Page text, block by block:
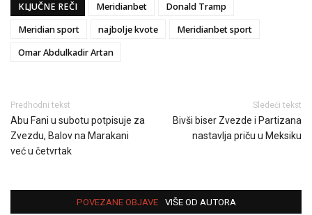
KLJUČNE REČI Meridianbet
Donald Tramp
Meridian sport
najbolje kvote
Meridianbet sport
Omar Abdulkadir Artan
Predhodni tekst
Abu Fani u subotu potpisuje za
Zvezdu, Balov na Marakani
već u četvrtak
Sledeći tekst
Bivši biser Zvezde i Partizana
nastavlja priču u Meksiku
POVEZANE OBJAVE VIŠE OD AUTORA